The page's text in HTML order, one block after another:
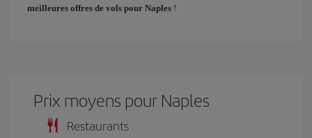
meilleures offres de vols pour Naples !
Prix ​​moyens pour Naples
Restaurants